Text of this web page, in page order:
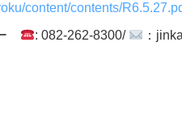
content/contents/
: 082-262-8300/ ：